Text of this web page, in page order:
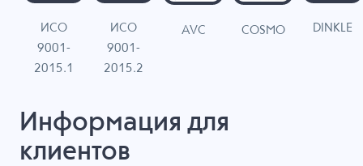
ИСО
9001-
2015.1
ИСО
9001-
2015.2
AVC COSMO DINKLE
Информация для
клиентов